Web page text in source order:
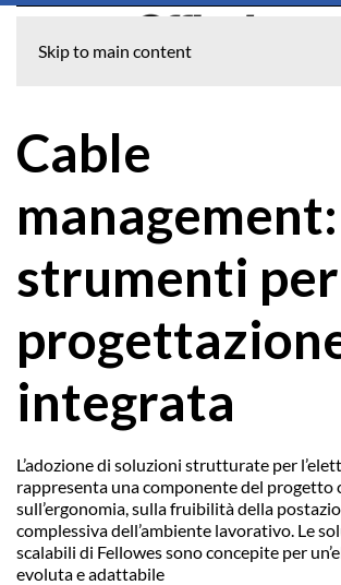
Skip to main content
Cable
strumenti
integrata
L’adozione di soluzioni strutturate per
rappresenta una componente del progetto
sull’ergonomia, sulla fruibilità della
complessiva dell’ambiente lavorativo. Le
scalabili di Fellowes sono concepite per
evoluta e adattabile